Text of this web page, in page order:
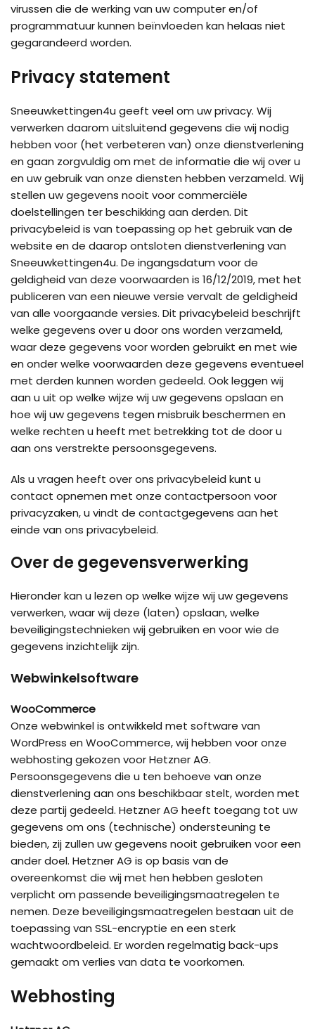
virussen die de werking van uw computer en/of
programmatuur kunnen beïnvloeden kan helaas niet
gegarandeerd worden.
Privacy statement
Sneeuwkettingen4u geeft veel om uw privacy. Wij
verwerken daarom uitsluitend gegevens die wij nodig
hebben voor (het verbeteren van) onze dienstverlening
en gaan zorgvuldig om met de informatie die wij over u
en uw gebruik van onze diensten hebben verzameld. Wij
stellen uw gegevens nooit voor commerciële
doelstellingen ter beschikking aan derden. Dit
privacybeleid is van toepassing op het gebruik van de
website en de daarop ontsloten dienstverlening van
Sneeuwkettingen4u. De ingangsdatum voor de
geldigheid van deze voorwaarden is 16/12/2019, met het
publiceren van een nieuwe versie vervalt de geldigheid
van alle voorgaande versies. Dit privacybeleid beschrijft
welke gegevens over u door ons worden verzameld,
waar deze gegevens voor worden gebruikt en met wie
en onder welke voorwaarden deze gegevens eventueel
met derden kunnen worden gedeeld. Ook leggen wij
aan u uit op welke wijze wij uw gegevens opslaan en
hoe wij uw gegevens tegen misbruik beschermen en
welke rechten u heeft met betrekking tot de door u
aan ons verstrekte persoonsgegevens.
Als u vragen heeft over ons privacybeleid kunt u
contact opnemen met onze contactpersoon voor
privacyzaken, u vindt de contactgegevens aan het
einde van ons privacybeleid.
Over de gegevensverwerking
Hieronder kan u lezen op welke wijze wij uw gegevens
verwerken, waar wij deze (laten) opslaan, welke
beveiligingstechnieken wij gebruiken en voor wie de
gegevens inzichtelijk zijn.
Webwinkelsoftware
WooCommerce
Onze webwinkel is ontwikkeld met software van
WordPress en WooCommerce, wij hebben voor onze
webhosting gekozen voor Hetzner AG.
Persoonsgegevens die u ten behoeve van onze
dienstverlening aan ons beschikbaar stelt, worden met
deze partij gedeeld. Hetzner AG heeft toegang tot uw
gegevens om ons (technische) ondersteuning te
bieden, zij zullen uw gegevens nooit gebruiken voor een
ander doel. Hetzner AG is op basis van de
overeenkomst die wij met hen hebben gesloten
verplicht om passende beveiligingsmaatregelen te
nemen. Deze beveiligingsmaatregelen bestaan uit de
toepassing van SSL-encryptie en een sterk
wachtwoordbeleid. Er worden regelmatig back-ups
gemaakt om verlies van data te voorkomen.
Webhosting